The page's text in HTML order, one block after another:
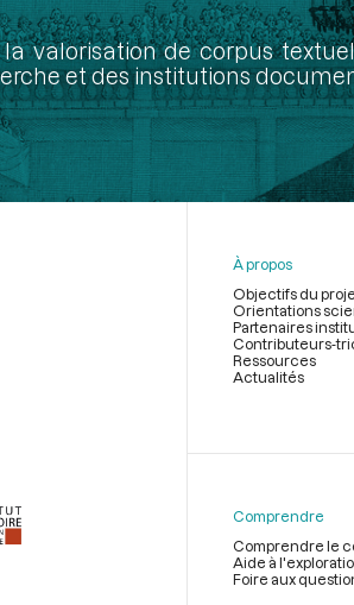
valorisation de corpus
et des institutions
page
À propos
Objectifs du
Orientations
Partenaires
Contributeurs-
Ressources
Actualités
Comprendre
Comprendre le
Aide à
Foire aux